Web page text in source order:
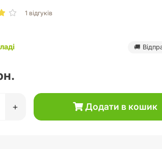
1 відгуків
🚚
+ Додати в кошик